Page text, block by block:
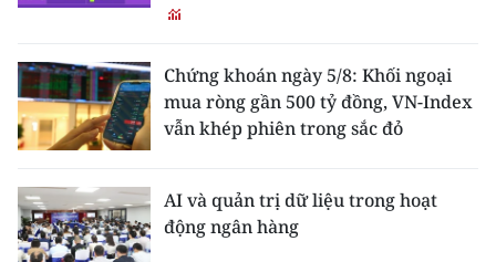
Chứng khoán ngày 5/8: Khối ngoại
mua ròng gần 500 tỷ đồng, VN-Index
vẫn khép phiên trong sắc đỏ
AI và quản trị dữ liệu trong hoạt
động ngân hàng